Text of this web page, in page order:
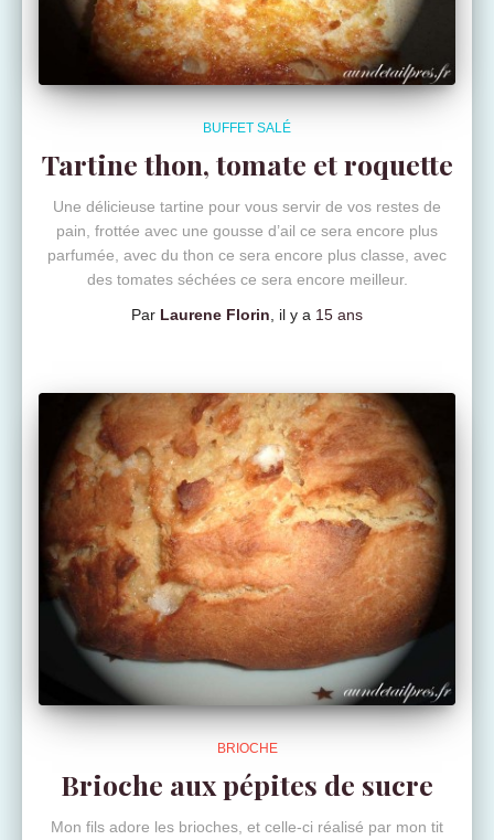
BUFFET SALÉ
Tartine thon, tomate et roquette
Une délicieuse tartine pour vous servir de vos restes de
pain, frottée avec une gousse d’ail ce sera encore plus
parfumée, avec du thon ce sera encore plus classe, avec
des tomates séchées ce sera encore meilleur.
Par Laurene Florin , il y a 15 ans
BRIOCHE
Brioche aux pépites de sucre
Mon fils adore les brioches, et celle-ci réalisé par mon tit